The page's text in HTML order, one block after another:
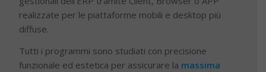
realizzate per le piattaforme mobili e desktop più
diffuse.
Tutti i programmi sono studiati con precisione
funzionale ed estetica per assicurare la massima